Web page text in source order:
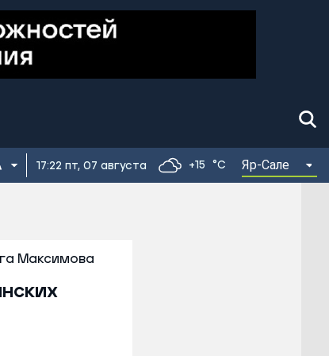
17:22 пт, 07 августа +15 °C Яр-Сале
Максимова